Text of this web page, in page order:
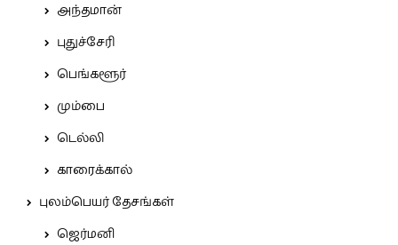
அந்தமான்
புதுச்சேரி
பெங்களூர்
மும்பை
டெல்லி
காரைக்கால்
புலம்பெயர் தேசங்கள்
ஜெர்மனி